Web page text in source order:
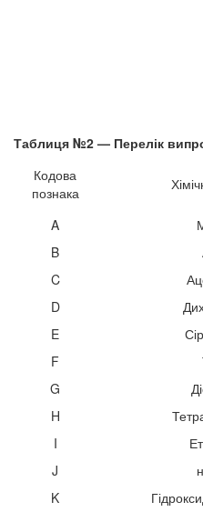
Таблиця №2 — Перелік
Кодова
познака
A
B
C
D
E
F
G
H
I
J
K